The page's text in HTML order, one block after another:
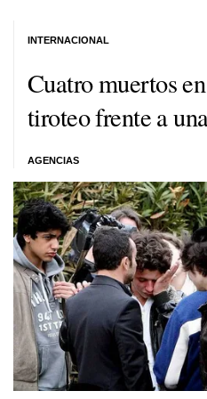
Cuatro muertos
tiroteo frente a
AGENCIAS
INTERNACIONAL